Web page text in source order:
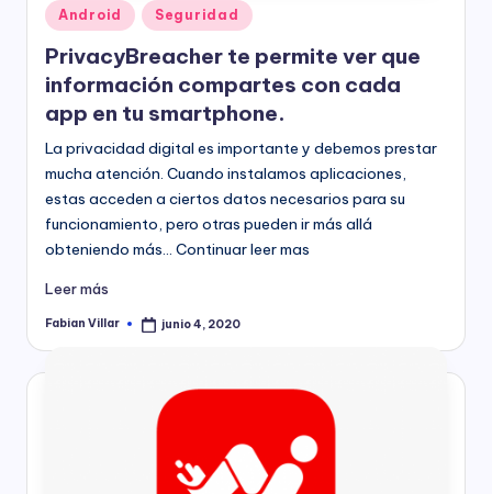
Publicado
en
Android Seguridad
PrivacyBreacher te permite ver que
información compartes con cada
app en tu smartphone.
La privacidad digital es importante y debemos prestar
mucha atención. Cuando instalamos aplicaciones,
estas acceden a ciertos datos necesarios para su
funcionamiento, pero otras pueden ir más allá
obteniendo más… Continuar leer mas
Leer más
Publicado
Fabian Villar junio 4, 2020